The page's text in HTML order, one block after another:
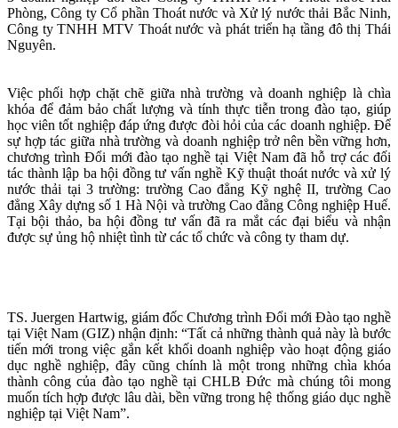
Phòng, Công ty Cổ phần Thoát nước và Xử lý nước thải Bắc Ninh,
Công ty TNHH MTV Thoát nước và phát triển hạ tầng đô thị Thái
Nguyên.
Việc phối hợp chặt chẽ giữa nhà trường và doanh nghiệp là chìa
khóa để đảm bảo chất lượng và tính thực tiễn trong đào tạo, giúp
học viên tốt nghiệp đáp ứng được đòi hỏi của các doanh nghiệp. Để
sự hợp tác giữa nhà trường và doanh nghiệp trở nên bền vững hơn,
chương trình Đổi mới đào tạo nghề tại Việt Nam đã hỗ trợ các đối
tác thành lập ba hội đồng tư vấn nghề Kỹ thuật thoát nước và xử lý
nước thải tại 3 trường: trường Cao đẳng Kỹ nghệ II, trường Cao
đẳng Xây dựng số 1 Hà Nội và trường Cao đẳng Công nghiệp Huế.
Tại bội thảo, ba hội đồng tư vấn đã ra mắt các đại biểu và nhận
được sự ủng hộ nhiệt tình từ các tổ chức và công ty tham dự.
TS. Juergen Hartwig, giám đốc Chương trình Đổi mới Đào tạo nghề
tại Việt Nam (GIZ) nhận định: “Tất cả những thành quả này là bước
tiến mới trong việc gắn kết khối doanh nghiệp vào hoạt động giáo
dục nghề nghiệp, đây cũng chính là một trong những chìa khóa
thành công của đào tạo nghề tại CHLB Đức mà chúng tôi mong
muốn tích hợp được lâu dài, bền vững trong hệ thống giáo dục nghề
nghiệp tại Việt Nam”.